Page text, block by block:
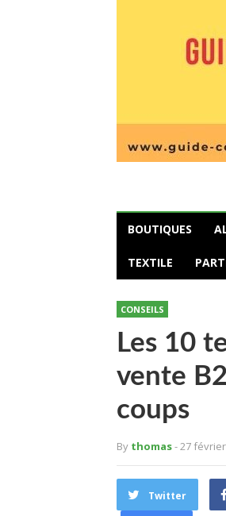
BOUTIQUES
TEXTILE
CONSEILS
Les 10
vente
coups
By thomas- 27
Twitter